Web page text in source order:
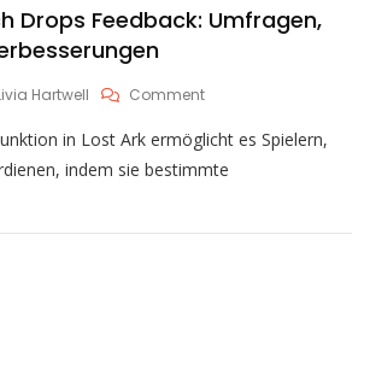
Drops Feedback: Umfragen,
Hartwell CommentOn
Ark
Twitch
Umfragen,
in Lost Ark ermöglicht es Spielern,
indem sie bestimmte